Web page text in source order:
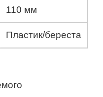
110 мм
Пластик/береста